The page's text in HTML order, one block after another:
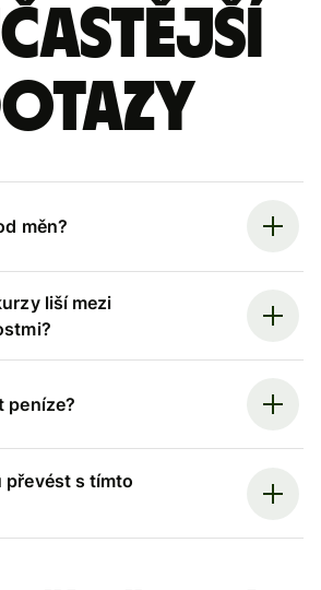
měn?
liší mezi
peníze?
převést s tímto